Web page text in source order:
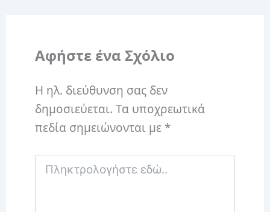
Αφήστε ένα Σχόλιο
Η ηλ. διεύθυνση σας δεν
δημοσιεύεται. Τα υποχρεωτικά
πεδία σημειώνονται με *
Πληκτρολογήστε
εδώ..